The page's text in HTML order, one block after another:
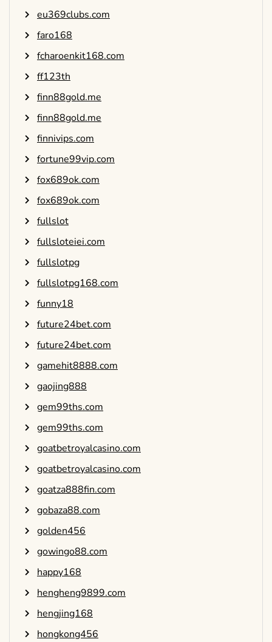
eu369clubs.com
faro168
fcharoenkit168.com
ff123th
finn88gold.me
finn88gold.me
finnivips.com
fortune99vip.com
fox689ok.com
fox689ok.com
fullslot
fullsloteiei.com
fullslotpg
fullslotpg168.com
funny18
future24bet.com
future24bet.com
gamehit8888.com
gaojing888
gem99ths.com
gem99ths.com
goatbetroyalcasino.com
goatbetroyalcasino.com
goatza888fin.com
gobaza88.com
golden456
gowingo88.com
happy168
hengheng9899.com
hengjing168
hongkong456